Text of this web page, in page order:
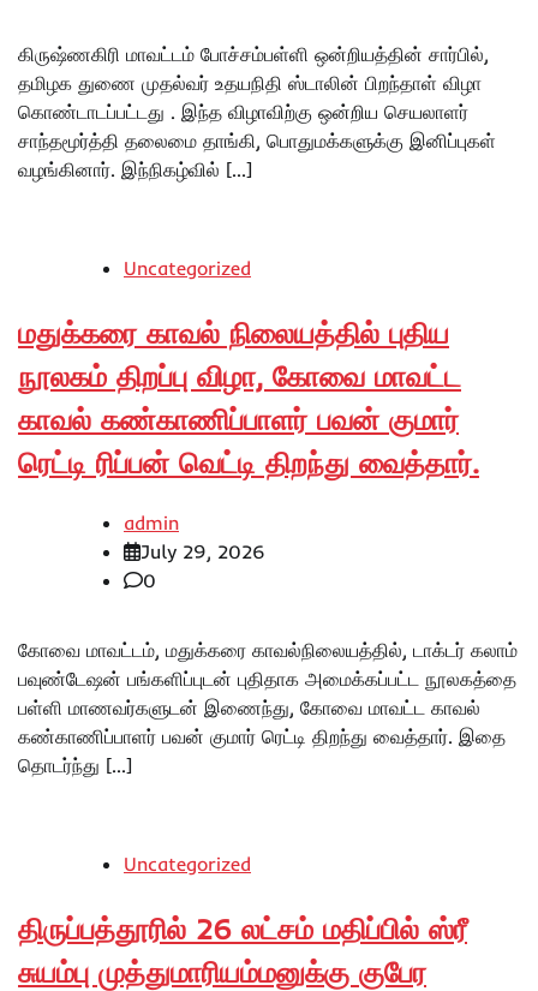
கிருஷ்ணகிரி மாவட்டம் போச்சம்பள்ளி ஒன்றியத்தின் சார்பில்,
தமிழக துணை முதல்வர் உதயநிதி ஸ்டாலின் பிறந்தாள் விழா
கொண்டாடப்பட்டது . இந்த விழாவிற்கு ஒன்றிய செயலாளர்
சாந்தமூர்த்தி தலைமை தாங்கி, பொதுமக்களுக்கு இனிப்புகள்
வழங்கினார். இந்நிகழ்வில் […]
Uncategorized
மதுக்கரை காவல் நிலையத்தில் புதிய
நூலகம் திறப்பு விழா, கோவை மாவட்ட
காவல் கண்காணிப்பாளர் பவன் குமார்
ரெட்டி ரிப்பன் வெட்டி திறந்து வைத்தார்.
admin
July 29, 2026
0
கோவை மாவட்டம், மதுக்கரை காவல்நிலையத்தில், டாக்டர் கலாம்
பவுண்டேஷன் பங்களிப்புடன் புதிதாக அமைக்கப்பட்ட நூலகத்தை
பள்ளி மாணவர்களுடன் இணைந்து, கோவை மாவட்ட காவல்
கண்காணிப்பாளர் பவன் குமார் ரெட்டி திறந்து வைத்தார். இதை
தொடர்ந்து […]
Uncategorized
திருப்பத்தூரில் 26 லட்சம் மதிப்பில் ஸ்ரீ
சுயம்பு முத்துமாரியம்மனுக்கு குபேர